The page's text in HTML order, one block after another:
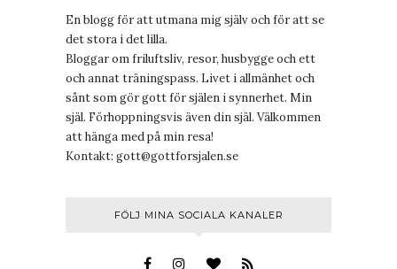
En blogg för att utmana mig själv och för att se
det stora i det lilla.
Bloggar om friluftsliv, resor, husbygge och ett
och annat träningspass. Livet i allmänhet och
sånt som gör gott för själen i synnerhet. Min
själ. Förhoppningsvis även din själ. Välkommen
att hänga med på min resa!
Kontakt: gott@gottforsjalen.se
FÖLJ MINA SOCIALA KANALER